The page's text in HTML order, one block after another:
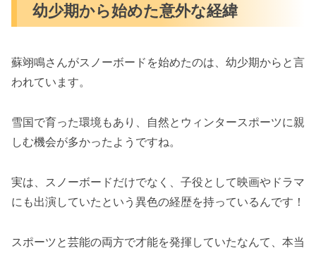
幼少期から始めた意外な経緯
蘇翊鳴さんがスノーボードを始めたのは、幼少期からと言
われています。
雪国で育った環境もあり、自然とウィンタースポーツに親
しむ機会が多かったようですね。
実は、スノーボードだけでなく、子役として映画やドラマ
にも出演していたという異色の経歴を持っているんです！
スポーツと芸能の両方で才能を発揮していたなんて、本当